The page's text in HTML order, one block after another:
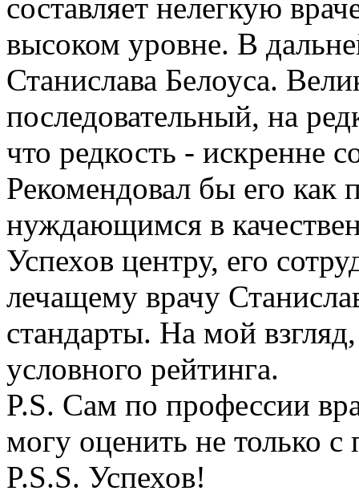
составляет нелегкую
высоком уровне. В
Станислава Белоуса.
последовательный, на
что редкость - искренне
Рекомендовал бы его как
нуждающимся в
Успехов центру, его
лечащему врачу
стандарты. На мой
условного рейтинга.
P.S. Сам по профессии
могу оценить не только с
P.S.S. Успехов!